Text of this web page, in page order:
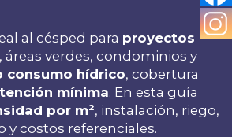
al césped para proyectos
, áreas verdes, condominios y
consumo hídrico, cobertura
mínima. En esta guía
por m², instalación, riego,
y costos referenciales.